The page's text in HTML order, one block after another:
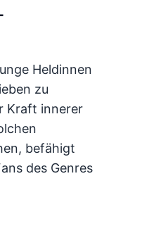
Heldinnen
zu
Kraft innerer
befähigt
des Genres